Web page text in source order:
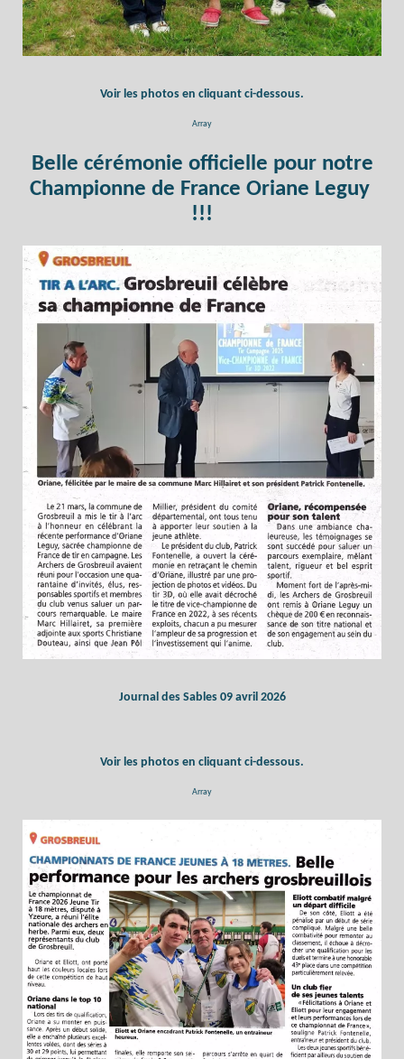
Voir les photos en cliquant ci-dessous.
Array
Belle cérémonie officielle pour notre
Championne de France Oriane Leguy
!!!
Journal des Sables 09 avril 2026
Voir les photos en cliquant ci-dessous.
Array